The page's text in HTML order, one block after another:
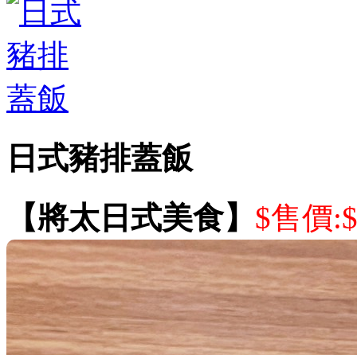
日式豬排蓋飯
【將太日式美食】 $售價